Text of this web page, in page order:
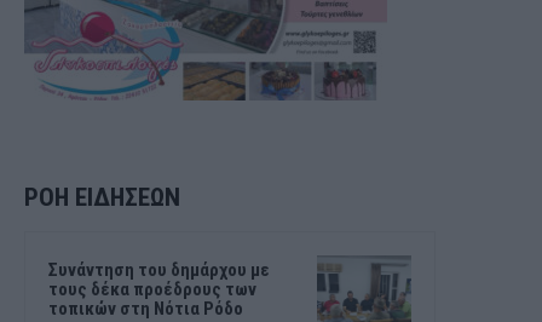
ΡΟΗ ΕΙΔΗΣΕΩΝ
Συνάντηση του δημάρχου με
τους δέκα προέδρους των
τοπικών στη Νότια Ρόδο